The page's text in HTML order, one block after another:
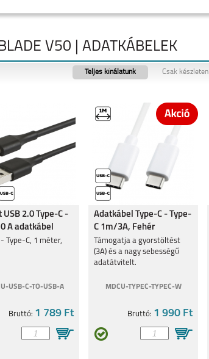
BLADE A31
V50 | ADATKÁBELEK
Teljes kínálatunk Csak készleten
USB 2.0 Type-C -
A adatkábel
Type-C, 1 méter,
USB-C-TO-USB-A
Bruttó: 1 789 Ft
Adatkábel Type-C - Type-
C 1m/3A, Fehér
Támogatja a gyorstöltést
(3A) és a nagy sebességű
adatátvitelt.
MDCU-TYPEC-TYPEC-W
Bruttó: 1 990 Ft